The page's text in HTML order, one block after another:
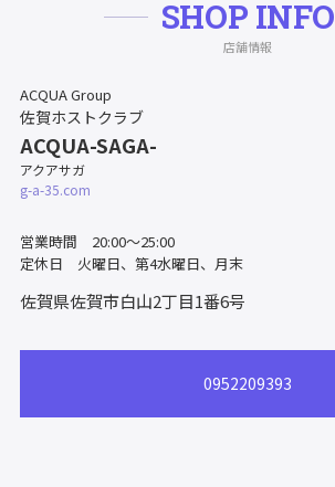
SHOP INFO
店舗情報
ACQUA Group
佐賀ホストクラブ
ACQUA-SAGA-
アクアサガ
g-a-35.com
営業時間 20:00～25:00
定休日 火曜日、第4水曜日、月末
佐賀県佐賀市白山2丁目1番6号
0952209393